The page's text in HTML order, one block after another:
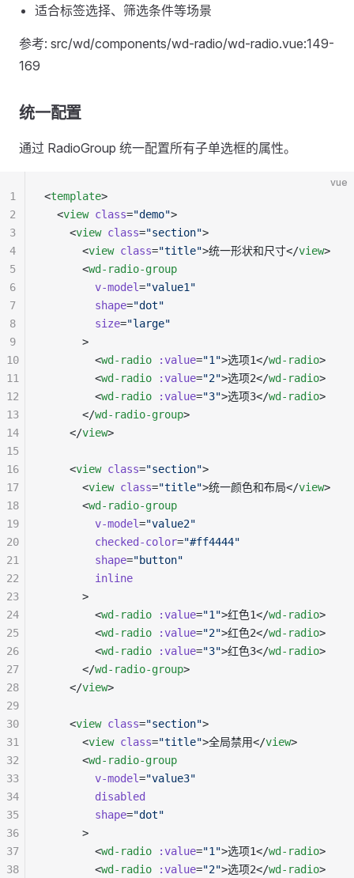
适合标签选择、筛选条件等场景
参考: src/wd/components/wd-radio/wd-radio.vue:149-
169
统一配置
通过 RadioGroup 统一配置所有子单选框的属性。
vue
<template>
  <
view class="demo">
    <
view class="section">
      <
view class="title">统一形状和尺寸</view>
      <
wd-radio-group
        v-model
="value1"
        shape
="dot"
        size
="large"
      >
        <
wd-radio :value="1">选项1</wd-radio>
        <
wd-radio :value="2">选项2</wd-radio>
        <
wd-radio :value="3">选项3</wd-radio>
      </
wd-radio-group>
    </
view>
    <
view class="section">
      <
view class="title">统一颜色和布局</view>
      <
wd-radio-group
        v-model
="value2"
        checked-color
="#ff4444"
        shape
="button"
        inline
      >
        <
wd-radio :value="1">红色1</wd-radio>
        <
wd-radio :value="2">红色2</wd-radio>
        <
wd-radio :value="3">红色3</wd-radio>
      </
wd-radio-group>
    </
view>
    <
view class="section">
      <
view class="title">全局禁用</view>
      <
wd-radio-group
        v-model
="value3"
        disabled
        shape
="dot"
      >
        <
wd-radio :value="1">选项1</wd-radio>
        <
wd-radio :value="2">选项2</wd-radio>
1
2
3
4
5
6
7
8
9
10
11
12
13
14
15
16
17
18
19
20
21
22
23
24
25
26
27
28
29
30
31
32
33
34
35
36
37
38